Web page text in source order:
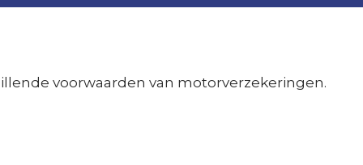
voorwaarden van motorverzekeringen.